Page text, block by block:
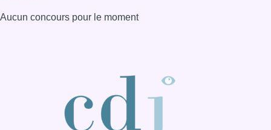
Aucun concours pour le moment